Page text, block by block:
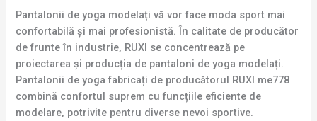
Pantalonii de yoga modelați vă vor face moda sport mai
confortabilă și mai profesionistă. În calitate de producător
de frunte în industrie, RUXI se concentrează pe
proiectarea și producția de pantaloni de yoga modelați.
Pantalonii de yoga fabricați de producătorul RUXI me778
combină confortul suprem cu funcțiile eficiente de
modelare, potrivite pentru diverse nevoi sportive.